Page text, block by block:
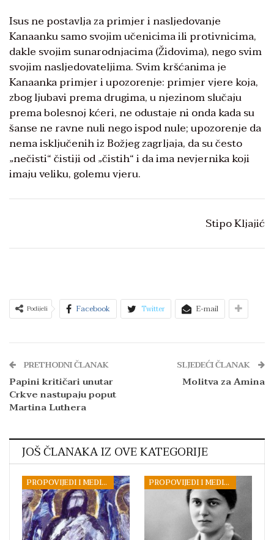
Isus ne postavlja za primjer i nasljedovanje
Kanaanku samo svojim učenicima ili protivnicima,
dakle svojim sunarodnjacima (Židovima), nego svim
svojim nasljedovateljima. Svim kršćanima je
Kanaanka primjer i upozorenje: primjer vjere koja,
zbog ljubavi prema drugima, u njezinom slučaju
prema bolesnoj kćeri, ne odustaje ni onda kada su
šanse ne ravne nuli nego ispod nule; upozorenje da
nema isključenih iz Božjeg zagrljaja, da su često
„nečisti“ čistiji od „čistih“ i da ima nevjernika koji
imaju veliku, golemu vjeru.
Stipo Kljajić
Podijeli Facebook Twitter E-mail
PRETHODNI ČLANAK
Papini kritičari unutar
Crkve nastupaju poput
Martina Luthera
SLJEDEĆI ČLANAK
Molitva za Amina
JOŠ ČLANAKA IZ OVE KATEGORIJE
PROPOVIJEDI I MEDITACIJE PROPOVIJEDI I MEDITACIJE